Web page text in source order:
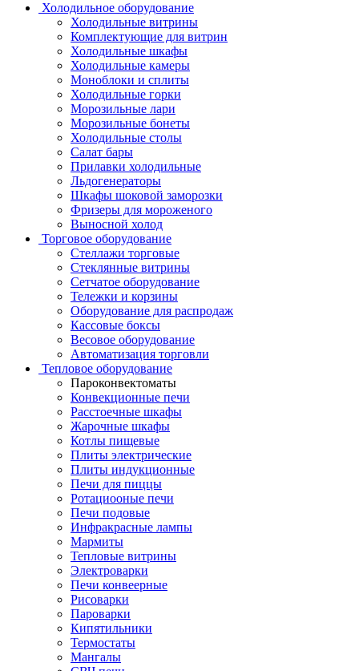
Холодильное оборудование
Холодильные витрины
Комплектующие для витрин
Холодильные шкафы
Холодильные камеры
Моноблоки и сплиты
Холодильные горки
Морозильные лари
Морозильные бонеты
Холодильные столы
Салат бары
Прилавки холодильные
Льдогенераторы
Шкафы шоковой заморозки
Фризеры для мороженого
Выносной холод
Торговое оборудование
Стеллажи торговые
Стеклянные витрины
Сетчатое оборудование
Тележки и корзины
Оборудование для распродаж
Кассовые боксы
Весовое оборудование
Автоматизация торговли
Тепловое оборудование
Пароконвектоматы
Конвекционные печи
Расстоечные шкафы
Жарочные шкафы
Котлы пищевые
Плиты электрические
Плиты индукционные
Печи для пиццы
Ротациооные печи
Печи подовые
Инфракрасные лампы
Мармиты
Тепловые витрины
Электроварки
Печи конвеерные
Рисоварки
Пароварки
Кипятильники
Термостаты
Мангалы